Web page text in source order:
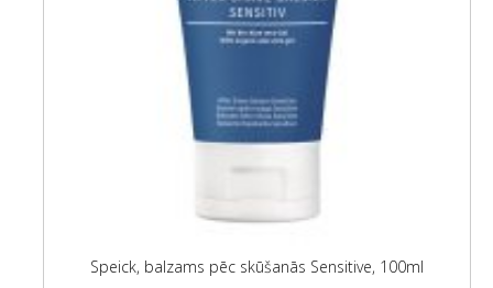
Speick, balzams pēc skūšanās Sensitive, 100ml